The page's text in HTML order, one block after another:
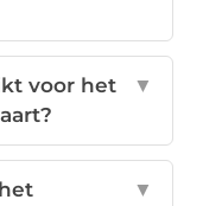
voor het
▼
▼